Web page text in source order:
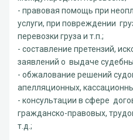
- правовая помощь при
услуги, при повреждении
перевозки груза и т.п.;
- составление претензий,
заявлений о выдаче
- обжалование решений
апелляционных,
- консультации в сфере
гражданско-правовых,
т.д.;